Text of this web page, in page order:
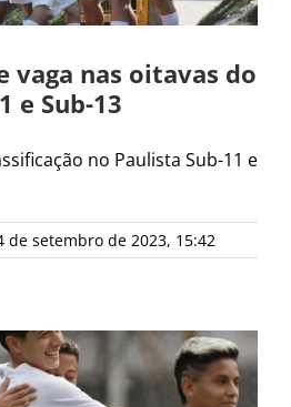
vaga nas oitavas do
e Sub-13
no Paulista Sub-11 e
de setembro de 2023, 15:42